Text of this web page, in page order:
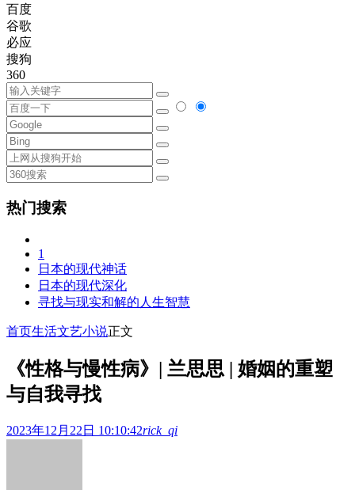
百度
谷歌
必应
搜狗
360
热门搜索
1
日本的现代神话
日本的现代深化
寻找与现实和解的人生智慧
首页生活文艺小说正文
《性格与慢性病》| 兰思思 | 婚姻的重塑
与自我寻找
2023年12月22日 10:10:42rick_qi